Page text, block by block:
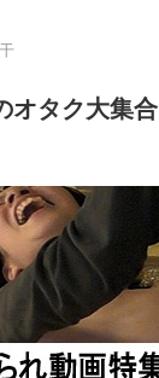
オタク大集合